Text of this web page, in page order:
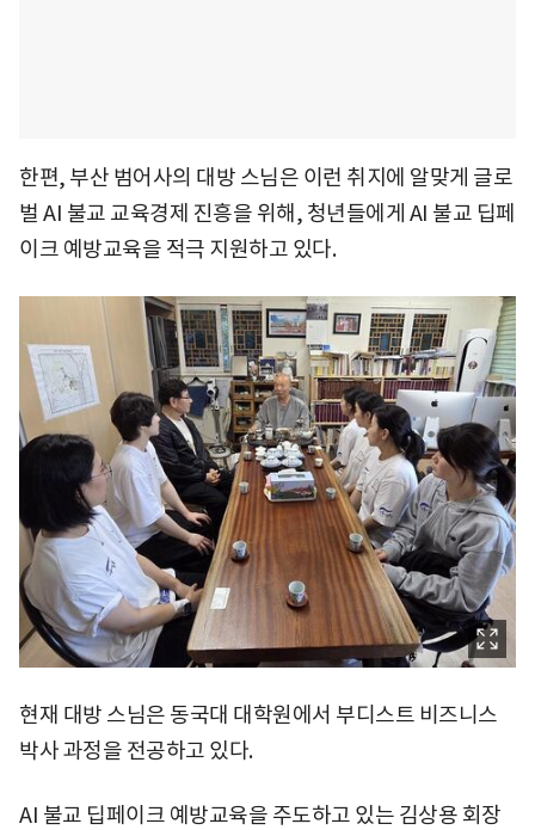
한편, 부산 범어사의 대방 스님은 이런 취지에 알맞게 글로
벌 AI 불교 교육경제 진흥을 위해, 청년들에게 AI 불교 딥페
이크 예방교육을 적극 지원하고 있다.
현재 대방 스님은 동국대 대학원에서 부디스트 비즈니스
박사 과정을 전공하고 있다.
AI 불교 딥페이크 예방교육을 주도하고 있는 김상용 회장